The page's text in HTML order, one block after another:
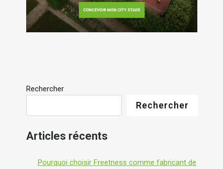
Rechercher
Rechercher
Articles récents
Pourquoi choisir Freetness comme fabricant de